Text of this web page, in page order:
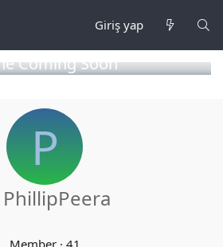
Giriş yap
Coming Soon
P
PhillipPeera
Member · 41